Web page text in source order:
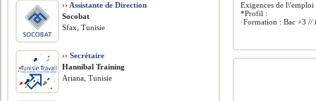
Exigences de l\'emploi
*Profil :
·Formation : Bac +3 //
›› Assistante de Direction
Socobat
Sfax, Tunisie
›› Secrétaire
Hannibal Training
Ariana, Tunisie